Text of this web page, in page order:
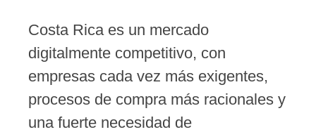
Costa Rica es un mercado
digitalmente competitivo, con
empresas cada vez más exigentes,
procesos de compra más racionales y
una fuerte necesidad de